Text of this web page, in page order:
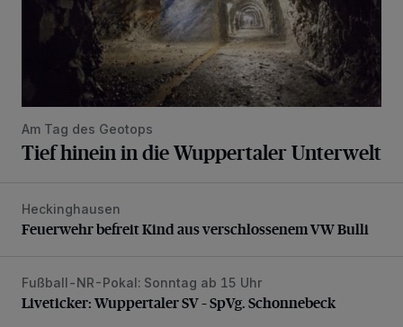
Am Tag des Geotops
Tief hinein in die Wuppertaler Unterwelt
Feuerwehr befreit Kind aus verschlossenem VW Bulli
Heckinghausen
Feuerwehr befreit Kind aus verschlossenem VW Bulli
Liveticker: Wuppertaler SV – SpVg. Schonnebeck
Fußball-NR-Pokal: Sonntag ab 15 Uhr
Liveticker: Wuppertaler SV – SpVg. Schonnebeck